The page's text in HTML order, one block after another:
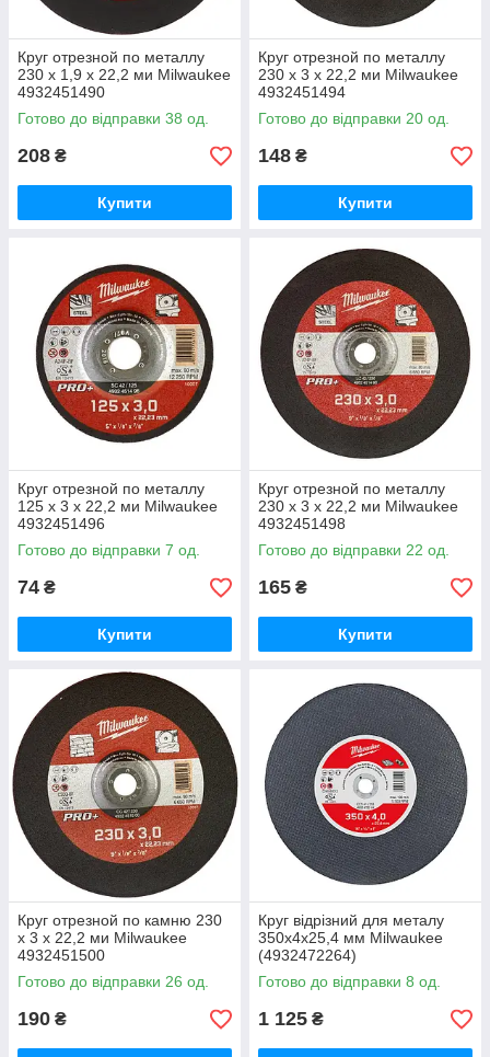
Круг отрезной по металлу
230 х 1,9 х 22,2 ми Milwaukee
4932451490
Готово до відправки 38 од.
208 ₴
Купити
Круг отрезной по металлу
230 х 3 х 22,2 ми Milwaukee
4932451494
Готово до відправки 20 од.
148 ₴
Купити
Круг отрезной по металлу
125 х 3 х 22,2 ми Milwaukee
4932451496
Готово до відправки 7 од.
74 ₴
Купити
Круг отрезной по металлу
230 х 3 х 22,2 ми Milwaukee
4932451498
Готово до відправки 22 од.
165 ₴
Купити
Круг отрезной по камню 230
х 3 х 22,2 ми Milwaukee
4932451500
Готово до відправки 26 од.
190 ₴
Круг відрізний для металу
350x4x25,4 мм Milwaukee
(4932472264)
Готово до відправки 8 од.
1 125 ₴